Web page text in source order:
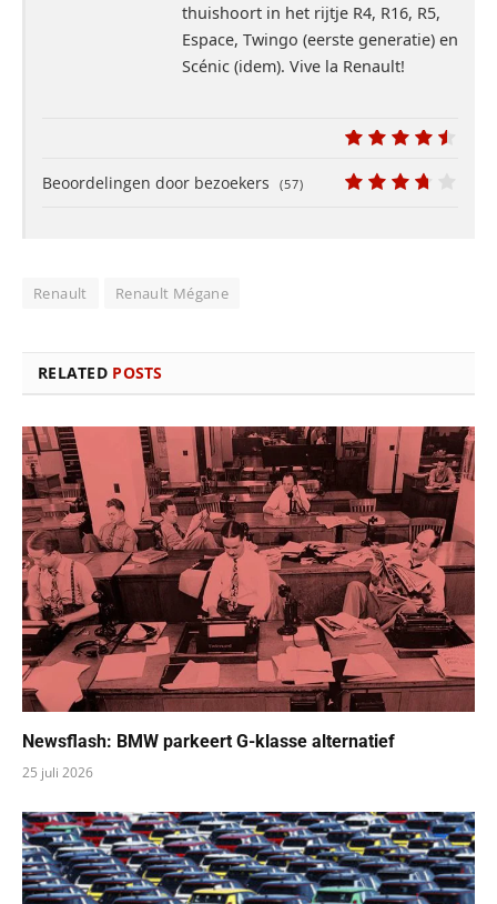
thuishoort in het rijtje R4, R16, R5,
Espace, Twingo (eerste generatie) en
Scénic (idem). Vive la Renault!
Beoordelingen door bezoekers (57)
Renault Renault Mégane
RELATED POSTS
Newsflash: BMW parkeert G-klasse alternatief
25 juli 2026